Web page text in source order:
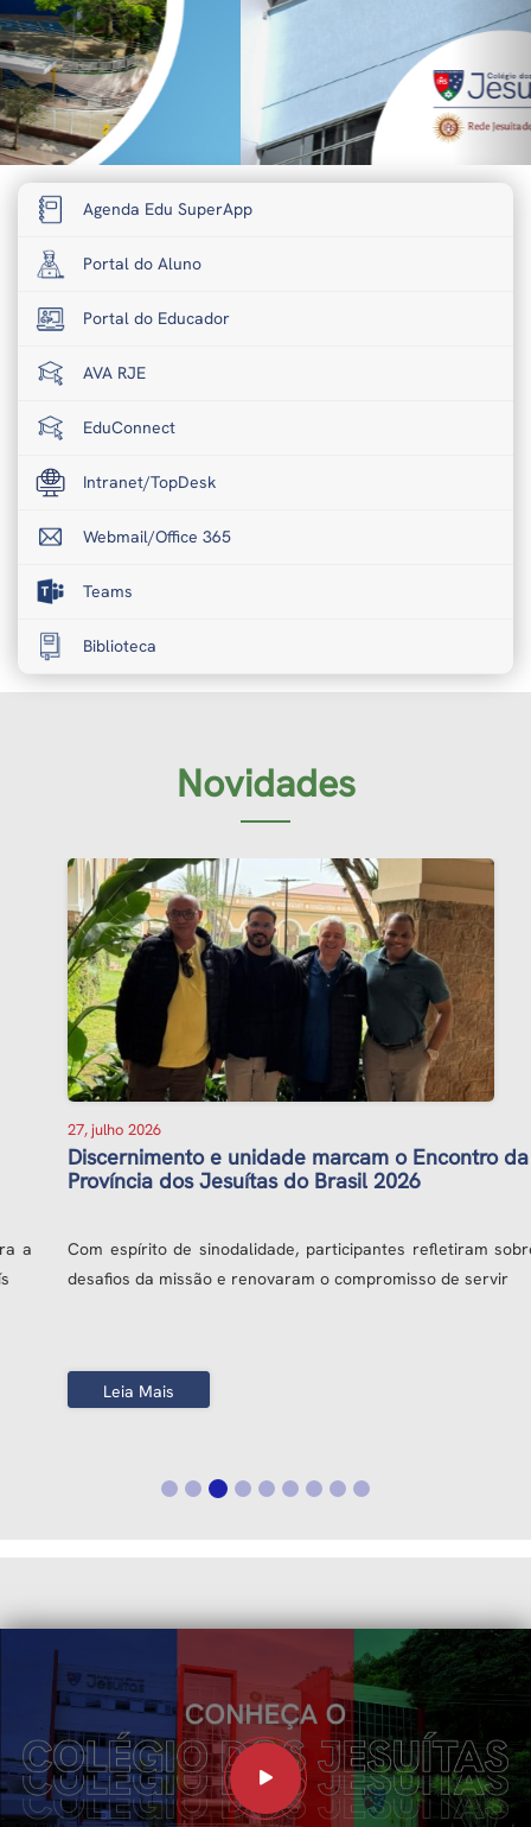
Agenda Edu SuperApp
Portal do Aluno
Portal do Educador
AVA RJE
EduConnect
Intranet/TopDesk
Webmail/Office 365
Teams
Biblioteca
Novidades
27, julho 2026
Discernimento e unidade marcam o Encontro da
Província dos Jesuítas do Brasil 2026
Com espírito de sinodalidade, participantes refletiram sobre os
desafios da missão e renovaram o compromisso de servir
Leia Mais